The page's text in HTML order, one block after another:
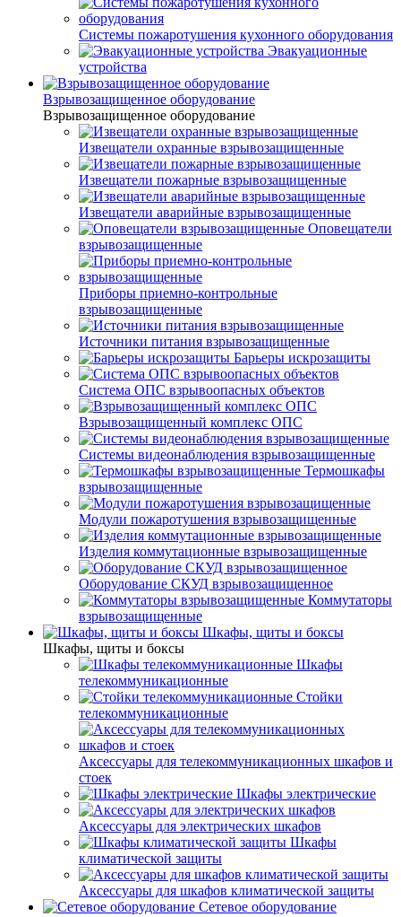
Системы пожаротушения кухонного оборудования
Эвакуационные
устройства
Взрывозащищенное оборудование
Взрывозащищенное оборудование
Извещатели охранные взрывозащищенные
Извещатели пожарные взрывозащищенные
Извещатели аварийные взрывозащищенные
Оповещатели
взрывозащищенные
Приборы приемно-контрольные
взрывозащищенные
Источники питания взрывозащищенные
Барьеры искрозащиты
Система ОПС взрывоопасных объектов
Взрывозащищенный комплекс ОПС
Системы видеонаблюдения взрывозащищенные
Термошкафы
взрывозащищенные
Модули пожаротушения взрывозащищенные
Изделия коммутационные взрывозащищенные
Оборудование СКУД взрывозащищенное
Коммутаторы
взрывозащищенные
Шкафы, щиты и боксы
Шкафы, щиты и боксы
Шкафы
телекоммуникационные
Стойки
телекоммуникационные
Аксессуары для телекоммуникационных шкафов и
стоек
Шкафы электрические
Аксессуары для электрических шкафов
Шкафы
климатической защиты
Аксессуары для шкафов климатической защиты
Сетевое оборудование